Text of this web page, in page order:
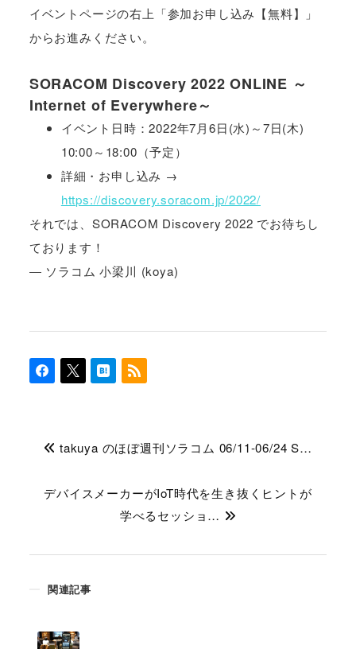
イベントページの右上「参加お申し込み【無料】」
からお進みください。
SORACOM Discovery 2022 ONLINE ～
Internet of Everywhere～
イベント日時：2022年7月6日(水)～7日(木)
10:00～18:00（予定）
詳細・お申し込み →
https://discovery.soracom.jp/2022/
それでは、SORACOM Discovery 2022 でお待ちし
ております！
― ソラコム 小梁川 (koya)
関連記事
takuya のほぼ週刊ソラコム 06/11-06/24 S…
デバイスメーカーがIoT時代を生き抜くヒントが
学べるセッショ…